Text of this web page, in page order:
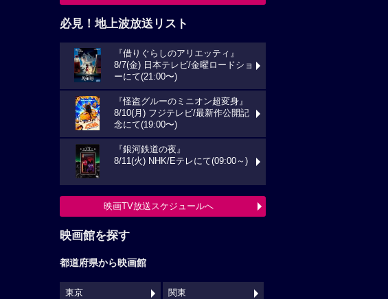
必見！地上波放送リスト
『借りぐらしのアリエッティ』
8/7(金) 日本テレビ/金曜ロードショ
ーにて(21:00〜)
『怪盗グルーのミニオン超変身』
8/10(月) フジテレビ/最新作公開記
念にて(19:00〜)
『銀河鉄道の夜』
8/11(火) NHK/Eテレにて(09:00～)
映画TV放送スケジュールへ
映画館を探す
都道府県から映画館
東京 関東